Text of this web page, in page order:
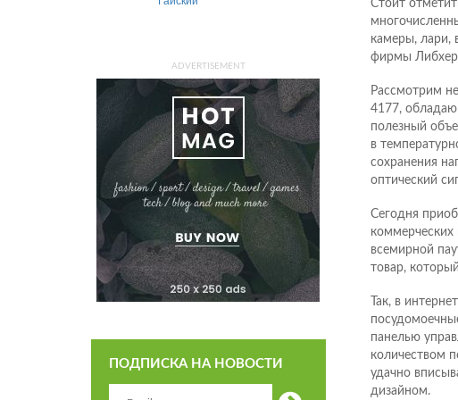
ADVERTISEMENT
ПОДПИСКА НА НОВОСТИ
Стоит
камеры, лари,
фирмы
Рассмотрим
4177,
полезный
в
сохранения
оптический
Сегодня
коммерческих
всемирной
товар,
Так, в
панелью
количеством
удачно
дизайном.